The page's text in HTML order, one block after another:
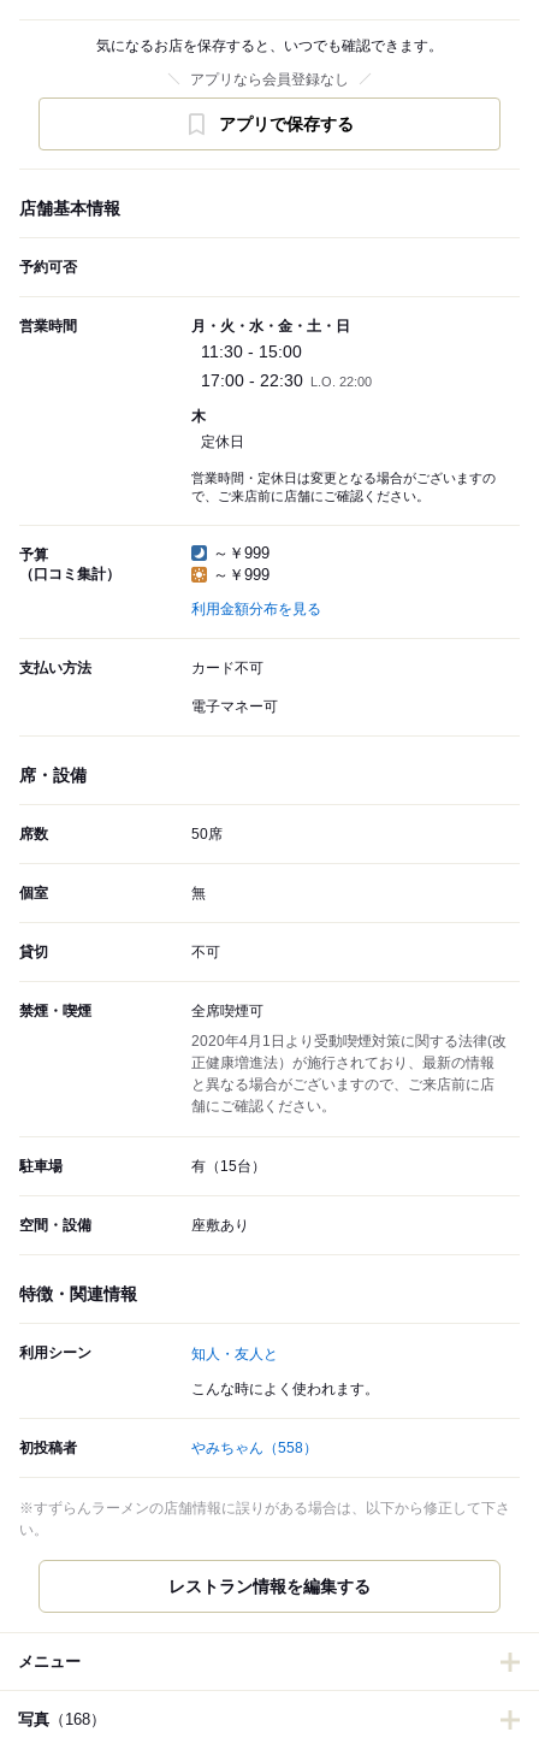
気になるお店を保存すると、いつでも確認できます。
アプリなら会員登録なし
アプリで保存する
店舗基本情報
予約可否
営業時間 月・火・水・金・土・日
11:30 - 15:00
17:00 - 22:30
L.O. 22:00
木
定休日
営業時間・定休日は変更となる場合がございますの
で、ご来店前に店舗にご確認ください。
予算
（口コミ集計）
～￥999
～￥999
利用金額分布を見る
支払い方法 カード不可
電子マネー可
席・設備
席数 50席
個室 無
貸切 不可
禁煙・喫煙
全席喫煙可
2020年4月1日より受動喫煙対策に関する法律(改
正健康増進法）が施行されており、最新の情報
と異なる場合がございますので、ご来店前に店
舗にご確認ください。
駐車場 有（15台）
空間・設備 座敷あり
特徴・関連情報
利用シーン 知人・友人と
こんな時によく使われます。
初投稿者 やみちゃん （558）
※すずらんラーメンの店舗情報に誤りがある場合は、以下から修正して下さ
い。
メニュー
写真 （168）